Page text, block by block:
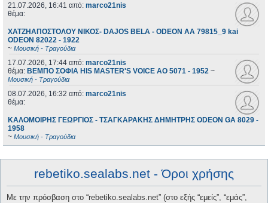
21.07.2026, 16:41 από: marco21nis
θέμα:
ΧΑΤΖΗΑΠΟΣΤΟΛΟΥ ΝΙΚΟΣ- DAJOS BELA - ODEON AA 79815_9 kai
ODEON 82022 - 1922
~ Μουσική - Τραγούδια
17.07.2026, 17:44 από: marco21nis
θέμα: ΒΕΜΠΟ ΣΟΦΙΑ HIS MASTER'S VOICE AO 5071 - 1952 ~
Μουσική - Τραγούδια
08.07.2026, 16:32 από: marco21nis
θέμα:
ΚΑΛΟΜΟΙΡΗΣ ΓΕΩΡΓΙΟΣ - ΤΣΑΓΚΑΡΑΚΗΣ ΔΗΜΗΤΡΗΣ ODEON GA 8029 -
1958
~ Μουσική - Τραγούδια
rebetiko.sealabs.net - Όροι χρήσης
Με την πρόσβαση στο “rebetiko.sealabs.net” (στο εξής “εμείς”, “εμάς”,